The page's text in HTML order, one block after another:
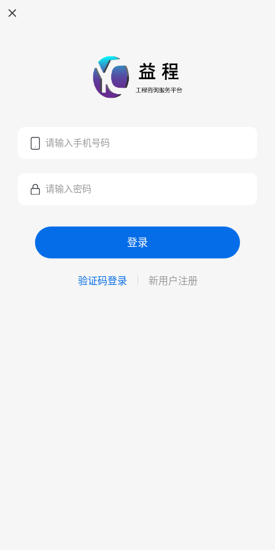
请输入手机号码
请输入密码
登录
验证码登录 新用户注册